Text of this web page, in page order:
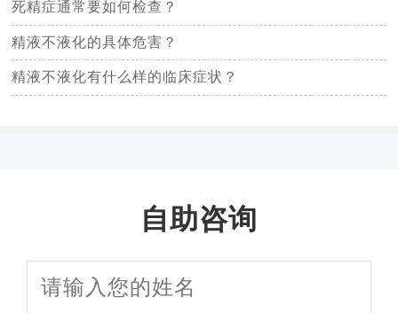
死精症通常要如何检查？
精液不液化的具体危害？
精液不液化有什么样的临床症状？
自助咨询